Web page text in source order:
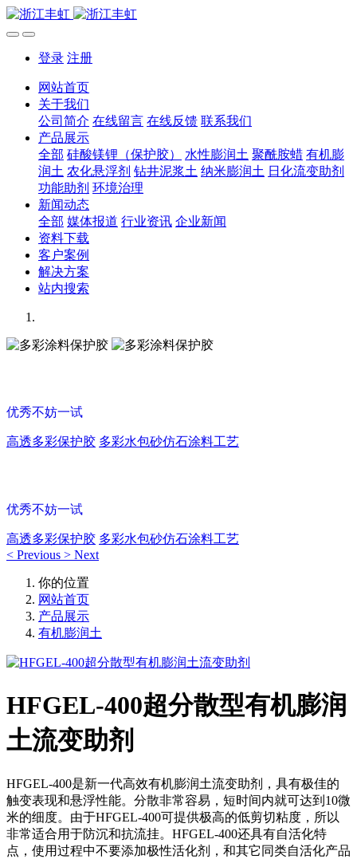
登录 注册
网站首页
关于我们
公司简介 在线留言 在线反馈 联系我们
产品展示
全部 硅酸镁锂（保护胶） 水性膨润土 聚酰胺蜡 有机膨
润土 农化悬浮剂 钻井泥浆土 纳米膨润土 日化流变助剂
功能助剂 环境治理
新闻动态
全部 媒体报道 行业资讯 企业新闻
资料下载
客户案例
解决方案
站内搜索
优秀不妨一试
高透多彩保护胶 多彩水包砂仿石涂料工艺
优秀不妨一试
高透多彩保护胶 多彩水包砂仿石涂料工艺
< Previous > Next
你的位置
网站首页
产品展示
有机膨润土
HFGEL-400超分散型有机膨润
土流变助剂
HFGEL-400是新一代高效有机膨润土流变助剂，具有极佳的
触变表现和悬浮性能。分散非常容易，短时间内就可达到10微
米的细度。由于HFGEL-400可提供极高的低剪切粘度，所以
非常适合用于防沉和抗流挂。HFGEL-400还具有自活化特
点，使用过程中不要添加极性活化剂，和其它同类自活化产品